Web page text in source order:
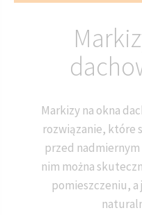
Markizy na okna
rozwiązanie, które
przed nadmiernym
nim można
pomieszczeniu, a